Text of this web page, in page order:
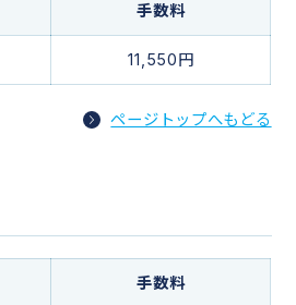
手数料
11,550円
ページトップへもどる
手数料